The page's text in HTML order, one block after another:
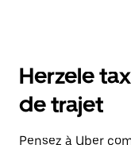
Herzele
de trajet
Pensez à Uber